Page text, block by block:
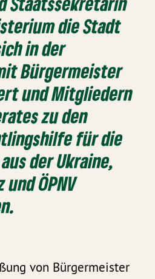
die Stadt
in der
Bürgermeister
und Mitgliedern
zu den
für die
der Ukraine,
ÖPNV
von Bürgermeister